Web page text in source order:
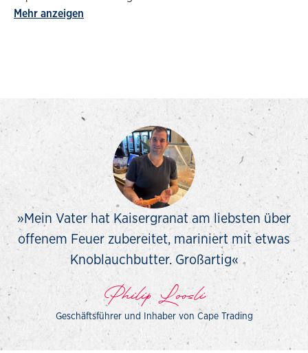
Mehr anzeigen
»Mein Vater hat Kaisergranat am liebsten über
offenem Feuer zubereitet, mariniert mit etwas
Knoblauchbutter. Großartig«
Philip Loosli
Geschäftsführer und Inhaber von Cape Trading